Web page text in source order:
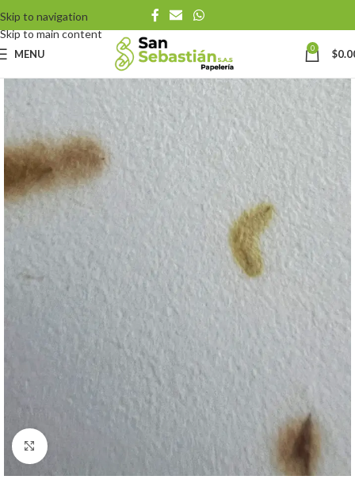
Skip to navigation
Skip to main content
MENU 0 $
Click to enlarge